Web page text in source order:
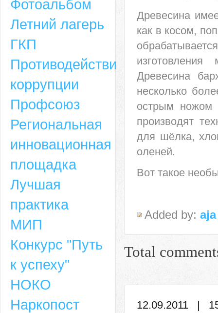
659635, Алтайский край, Алтайский район, село Ая, ул. Школьная 11.
6-49, электронный адрес: aja_70@mail.ru
Древесина
как в косом,
Древесина
несколько
острым ножом
производят
для шёлка,
оленей.
Вот такое
Added by: aja
Total
12.09.2011 |
Фотоальбом
Летний лагерь
ГКП
Противодействие
коррупции
Профсоюз
Региональная
инновационная
площадка
Лучшая
практика
МИП
Конкурс "Путь
к успеху"
НОКО
Наркопост